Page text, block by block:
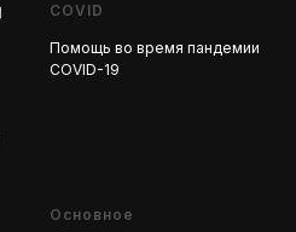
COVID
Помощь во время пандемии
COVID-19
Основное